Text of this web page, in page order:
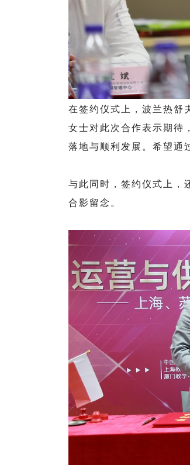
在签约仪式上，波兰热舒
女士对此次合作表示期待
落地与顺利发展。希望通
与此同时，签约仪式上，
合影留念。